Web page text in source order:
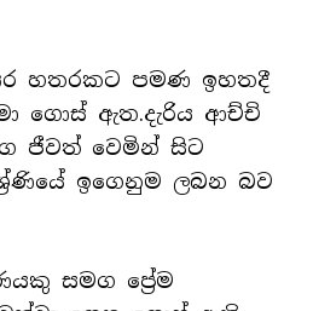
හතරකට පමණ ඉහතදී
ගොස් ඇත.දැරිය ආච්චි
ජීවත් වෙමින් සිට
ඉගෙනුම ලබන බව
සමග ප්‍රේම